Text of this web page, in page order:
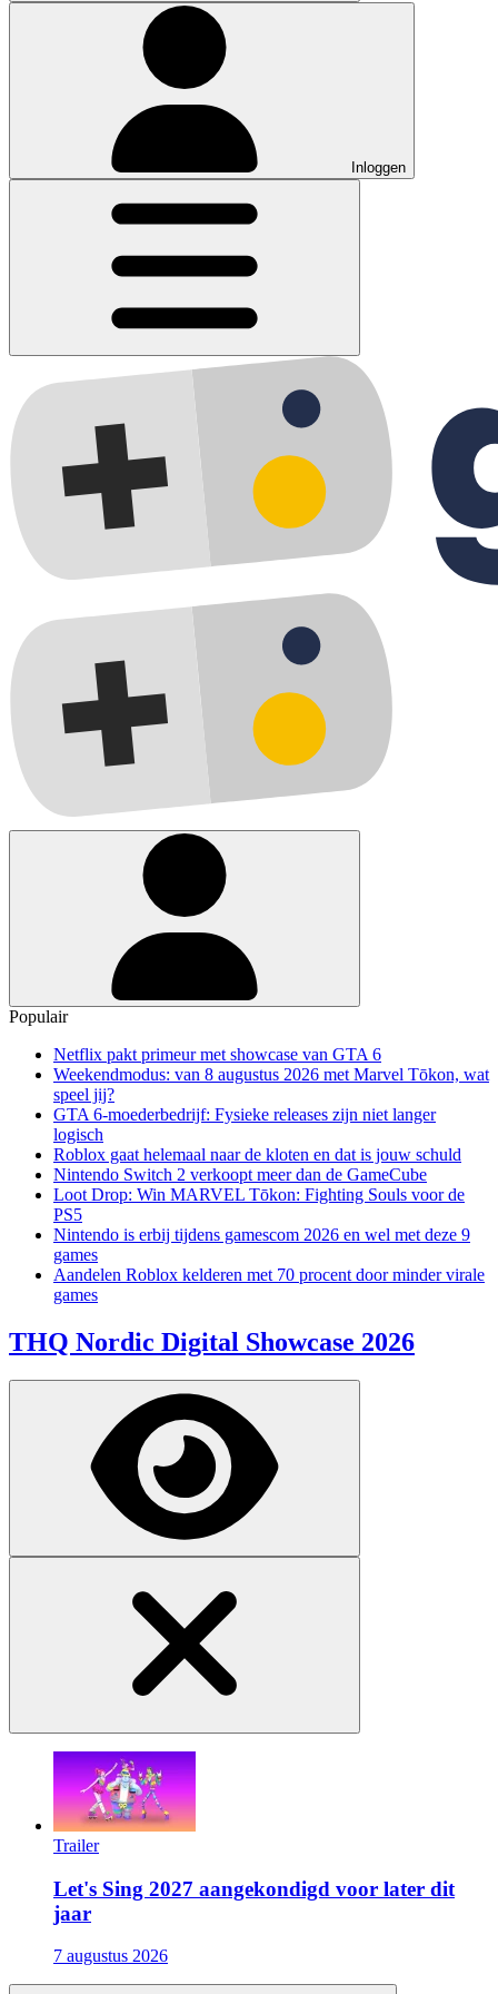
Inloggen
Populair
Netflix pakt primeur met showcase van GTA 6
Weekendmodus: van 8 augustus 2026 met Marvel Tōkon, wat
speel jij?
GTA 6-moederbedrijf: Fysieke releases zijn niet langer
logisch
Roblox gaat helemaal naar de kloten en dat is jouw schuld
Nintendo Switch 2 verkoopt meer dan de GameCube
Loot Drop: Win MARVEL Tōkon: Fighting Souls voor de
PS5
Nintendo is erbij tijdens gamescom 2026 en wel met deze 9
games
Aandelen Roblox kelderen met 70 procent door minder virale
games
THQ Nordic Digital Showcase 2026
Trailer
Let's Sing 2027 aangekondigd voor later dit
jaar
7 augustus 2026